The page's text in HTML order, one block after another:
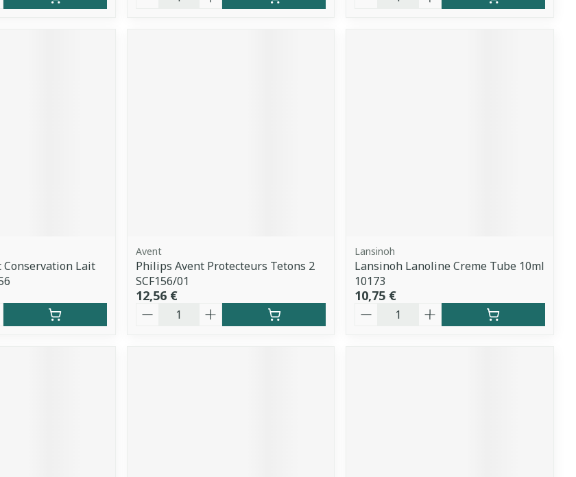
Conservation Lait
Avent
Philips Avent Protecteurs Tetons 2
SCF156/01
12,56 €
Quantité
Lansinoh
Lansinoh Lanoline Creme Tube 10ml
10173
10,75 €
Quantité